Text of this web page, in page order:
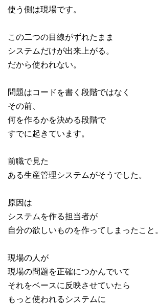
使う側は現場です。
この二つの目線がずれたまま
システムだけが出来上がる。
だから使われない。
問題はコードを書く段階ではなく
その前、
何を作るかを決める段階で
すでに起きています。
前職で見た
ある生産管理システムがそうでした。
原因は
システムを作る担当者が
自分の欲しいものを作ってしまったこと。
現場の人が
現場の問題を正確につかんでいて
それをベースに反映させていたら
もっと使われるシステムに